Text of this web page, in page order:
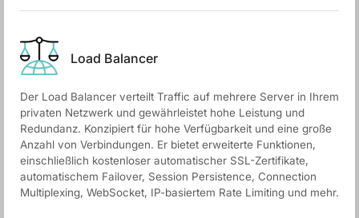
Load Balancer
Der Load Balancer verteilt Traffic auf mehrere Server in Ihrem
privaten Netzwerk und gewährleistet hohe Leistung und
Redundanz. Konzipiert für hohe Verfügbarkeit und eine große
Anzahl von Verbindungen. Er bietet erweiterte Funktionen,
einschließlich kostenloser automatischer SSL-Zertifikate,
automatischem Failover, Session Persistence, Connection
Multiplexing, WebSocket, IP-basiertem Rate Limiting und mehr.